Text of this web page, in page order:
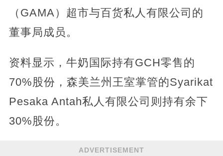
（GAMA）超市与百货私人有限公司的
董事局成员。
资料显示，牛奶国际持有GCH零售的
70%股份，森美兰州王室掌管的Syarikat
Pesaka Antah私人有限公司则持有余下
30%股份。
ADVERTISEMENT